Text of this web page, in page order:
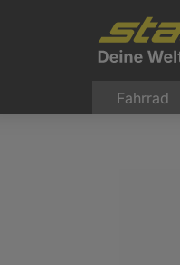
Fahrrad